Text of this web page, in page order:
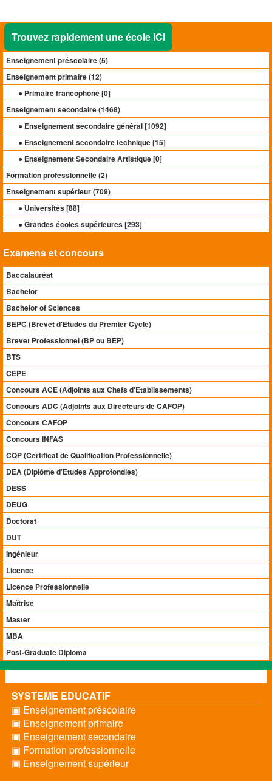
Trouvez rapidement une école ICI
Enseignement préscolaire (5)
Enseignement primaire (12)
● Primaire francophone [0]
Enseignement secondaire (1468)
● Enseignement secondaire général [1092]
● Enseignement secondaire technique [15]
● Enseignement Secondaire Artistique [0]
Formation professionnelle (2)
Enseignement supérieur (709)
● Universités [88]
● Grandes écoles supérieures [293]
Examens et concours
Baccalauréat
Bachelor
Bachelor of Sciences
BEPC (Brevet d'Etudes du Premier Cycle)
Brevet Professionnel (BP ou BEP)
BTS
CEPE
Concours ACE (Adjoints aux Chefs d'Etablissements)
Concours ADC (Adjoints aux Directeurs de CAFOP)
Concours CAFOP
Concours INFAS
CQP (Certificat de Qualification Professionnelle)
DEA (Diplôme d'Etudes Approfondies)
DESS
DEUG
Doctorat
DUT
Ingénieur
Licence
Licence Professionnelle
Maîtrise
Master
MBA
Post-Graduate Diploma
SYSTEME EDUCATIF
▣ Enseignement préscolaire
▣ Enseignement primaire
▣ Enseignement secondaire
▣ Formation professionnelle
▣ Enseignement supérieur